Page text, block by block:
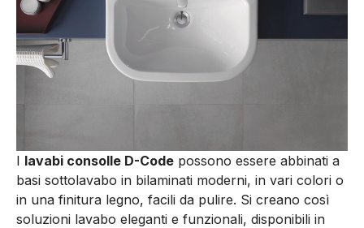
I lavabi consolle D-Code possono essere abbinati a
basi sottolavabo in bilaminati moderni, in vari colori o
in una finitura legno, facili da pulire. Si creano così
soluzioni lavabo eleganti e funzionali, disponibili in